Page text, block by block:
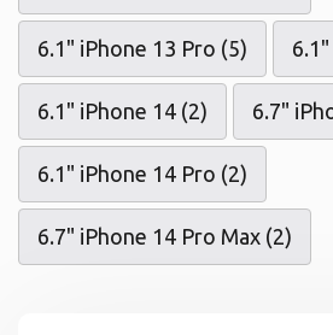
6.1" iPhone 13 Pro (5)
6.1" iPhone 14 (2) 6.7"
6.1" iPhone 14 Pro (2)
6.7" iPhone 14 Pro Max (2)